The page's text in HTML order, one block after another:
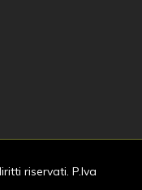
riservati. P.Iva